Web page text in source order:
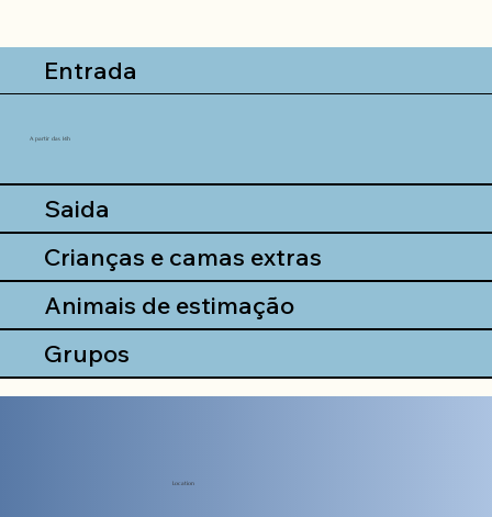
Entrada
A partir das 14h
Saida
Crianças e camas extras
Animais de estimação
Grupos
Location